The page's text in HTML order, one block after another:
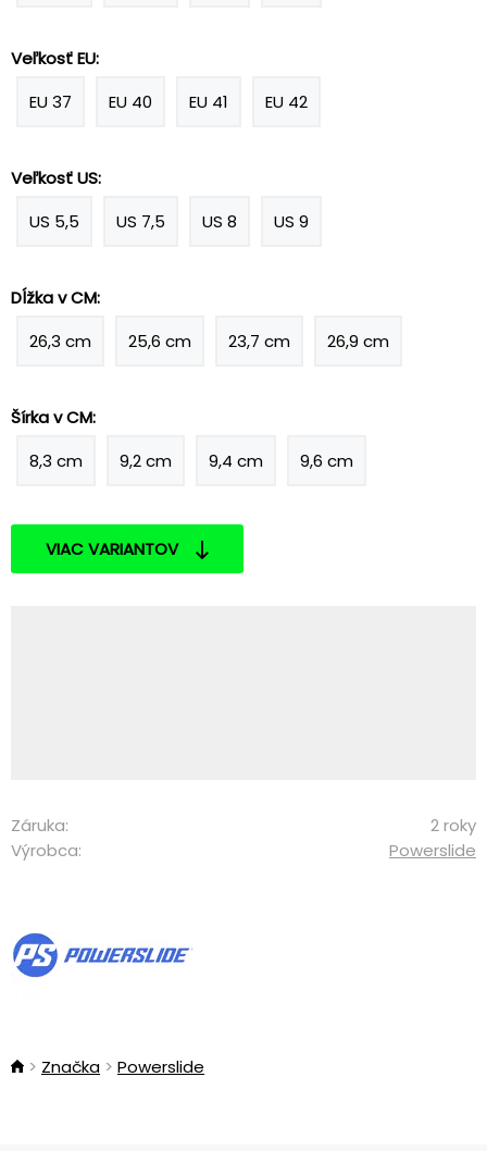
Veľkosť EU:
EU 37
EU 40 EU 41 EU 42
Veľkosť US:
US 5,5
US 7,5 US 8 US 9
Dĺžka v CM:
26,3 cm
25,6 cm 23,7 cm 26,9 cm
Šírka v CM:
8,3 cm
9,2 cm 9,4 cm 9,6 cm
VIAC VARIANTOV
Záruka:
2 roky
Výrobca:
Powerslide
Značka Powerslide